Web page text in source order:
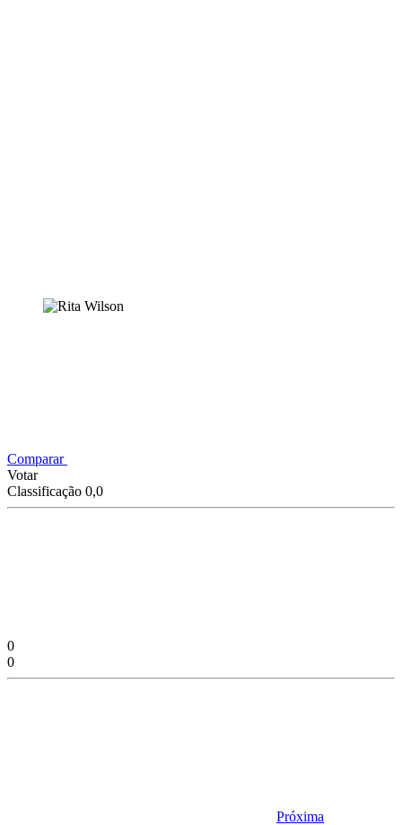
Comparar
Votar
Classificação 0,0
0
0
Próxima